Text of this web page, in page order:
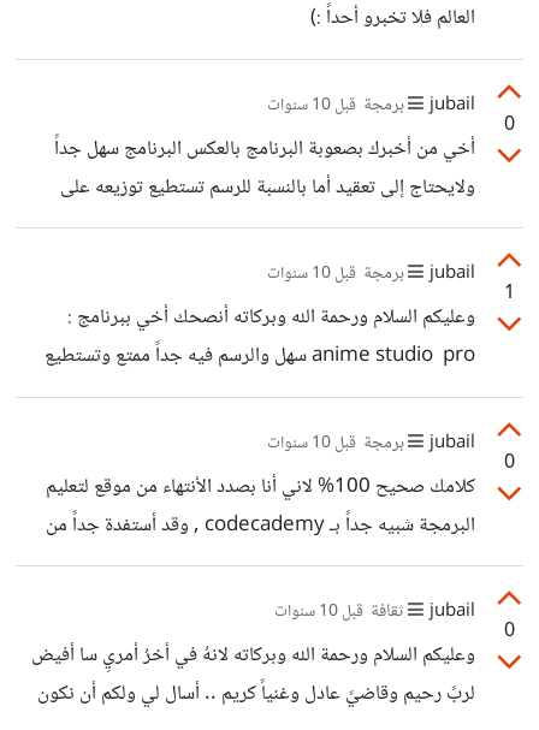
العالم فلا تخبرو أحداً :)
0
jubail برمجة قبل 10 سنوات
أخي من أخبرك بصعوبة البرنامج بالعكس البرنامج سهل جداً
ولايحتاج إلى تعقيد أما بالنسبة للرسم تستطيع توزيعه على
الأطارات ونظام الرسم يكون بالنقاط وهو سهل بشكل لا تتخيله
ولكن صعوبته تكمن بطريقتك لتركيب العظام وعمل المؤثرات
والاشيئا الاخرى وأنت لن تحتاج إلى هذه التقنيات اذا كنت تريد
تصميم شخصيات للعبة ما أو تطبيق .. على العموم أتمنى أن أكون
1
jubail برمجة قبل 10 سنوات
وعليكم السلام ورحمة الله وبركاته أنصحك أخي ببرنامج :
anime studio pro سهل والرسم فيه جداً ممتع وتستطيع
الرسم بالفارة بكل سهوله وتستطيع ان تشهد بنفس بعض الفيديو
لعمليات الرسم به : https://www.google.co.uk/?
gws_rd=ssl#q=anime+studio+character+design+
game وايضاً ممتاز للذين يريدون أحتراف صناعة الرسوم
0
jubail برمجة قبل 10 سنوات
كلامك صحيح 100% لاني أنا بصدد الأنتهاء من موقع لتعليم
البرمجة شبيه جداً بـ codecademy , وقد أستفدة جداً من
الـWordpress لكن لكل شخص نظرته في مثل هذه الامور
0
jubail ثقافة قبل 10 سنوات
وعليكم السلام ورحمة الله وبركاته لانهُ في أخرُ أمريِ سا أفيض
لربً رحيم وقاضيً عادل وغنياً كريم .. أسال لي ولكم أن نكون